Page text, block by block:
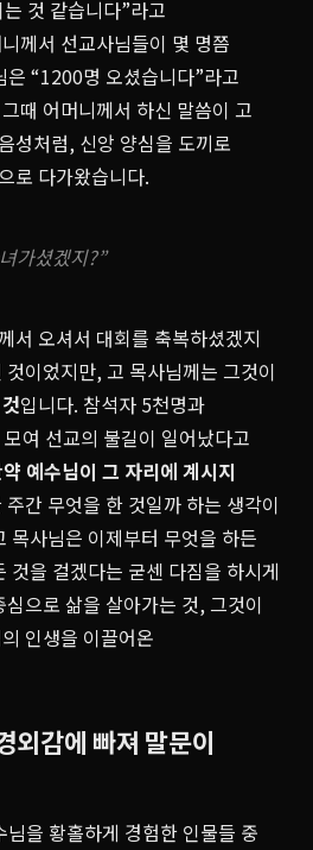
것 같습니다”라고
께서 선교사님들이 몇 명쯤
“1200명 오셨습니다”라고
때 어머니께서 하신 말씀이 고
성처럼, 신앙 양심을 도끼로
로 다가왔습니다.
가셨겠지?”
서 오셔서 대회를 축복하셨겠지
이었지만, 고 목사님께는 그것이
입니다. 참석자 5천명과
여 선교의 불길이 일어났다고
예수님이 그 자리에 계시지
간 무엇을 한 것일까 하는 생각이
목사님은 이제부터 무엇을 하든
것을 걸겠다는 굳센 다짐을 하시게
으로 삶을 살아가는 것, 그것이
인생을 이끌어온
외감에 빠져 말문이
을 황홀하게 경험한 인물들 중